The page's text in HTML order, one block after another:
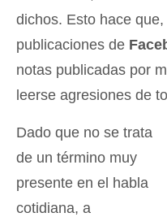
dichos. Esto hace
publicaciones de
notas publicadas por
leerse agresiones de
Dado que no se trata
de un término muy
presente en el habla
cotidiana, a